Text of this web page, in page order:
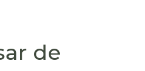
de